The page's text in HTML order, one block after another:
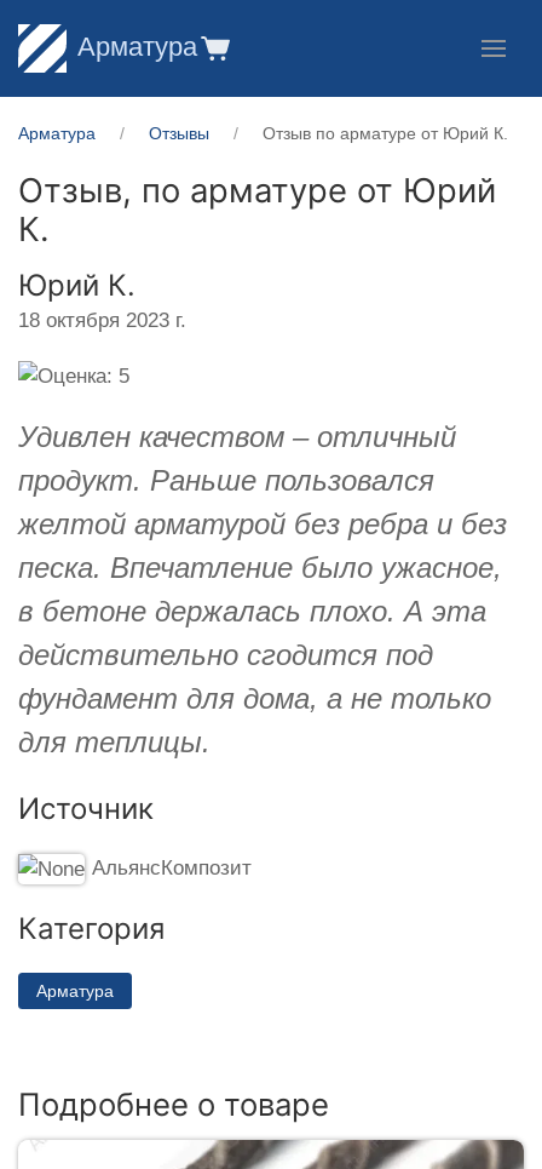
Арматура
Арматура Отзывы Отзыв по арматуре от Юрий К.
Отзыв, по арматуре от Юрий
К.
Юрий К.
18 октября 2023 г.
Удивлен качеством – отличный
продукт. Раньше пользовался
желтой арматурой без ребра и без
песка. Впечатление было ужасное,
в бетоне держалась плохо. А эта
действительно сгодится под
фундамент для дома, а не только
для теплицы.
Источник
АльянсКомпозит
Категория
Арматура
Подробнее о товаре